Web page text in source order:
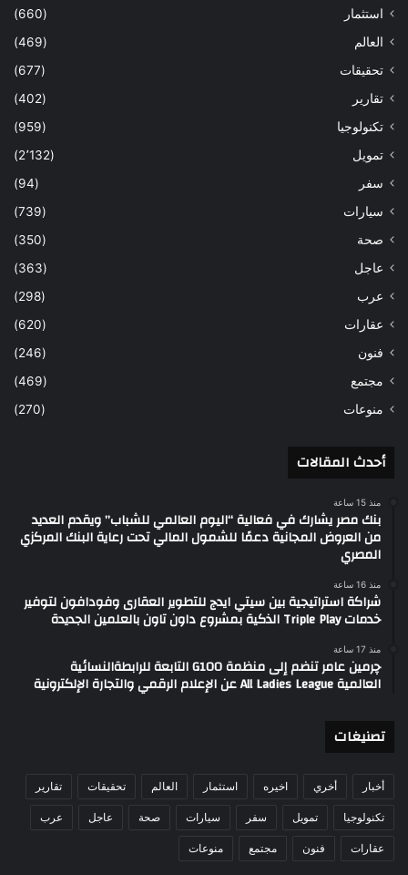
استثمار
(660)
العالم
(469)
تحقيقات
(677)
تقارير
(402)
تكنولوجيا
(959)
تمويل
(2٬132)
سفر
(94)
سيارات
(739)
صحة
(350)
عاجل
(363)
عرب
(298)
عقارات
(620)
فنون
(246)
مجتمع
(469)
منوعات
(270)
أحدث المقالات
منذ 15 ساعة
بنك مصر يشارك في فعالية “اليوم العالمي للشباب” ويقدم العديد
من العروض المجانية دعمًا للشمول المالي تحت رعاية البنك المركزي
المصري
منذ 16 ساعة
شراكة استراتيجية بين سيتي ايدج للتطوير العقارى وفودافون لتوفير
خدمات Triple Play الذكية بمشروع داون تاون بالعلمين الجديدة
منذ 17 ساعة
چرمين عامر تنضم إلى منظمة G100 التابعة للرابطةالنسائية
العالمية All Ladies League عن الإعلام الرقمي والتجارة الإلكترونية
تصنيغات
أخبار أخري اخيره استثمار العالم تحقيقات تقارير
تكنولوجيا تمويل سفر سيارات صحة عاجل عرب
عقارات فنون مجتمع منوعات